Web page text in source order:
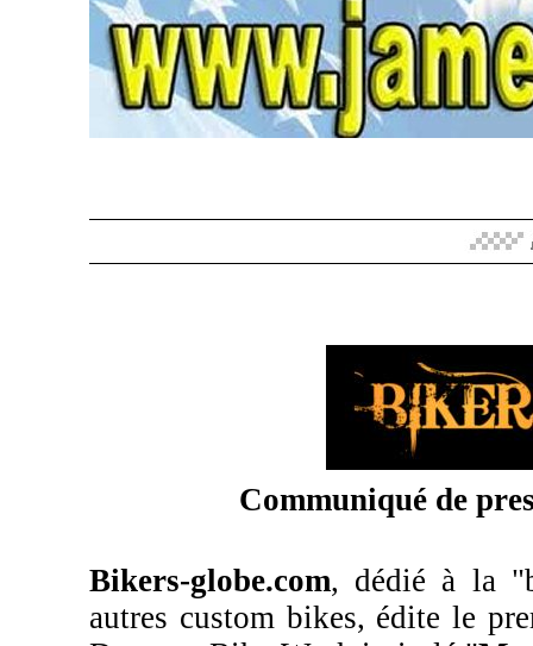
Communiqué de
Bikers-globe.com, dédié à la
autres custom bikes, édite le